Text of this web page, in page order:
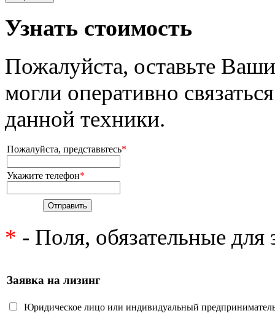
Узнать стоимость
Пожалуйста, оставьте
могли оперативно
данной техники.
Пожалуйста, представьтесь*
Укажите телефон*
* - Поля, обязательные для
Заявка на лизинг
Юридическое лицо или индивидуальный